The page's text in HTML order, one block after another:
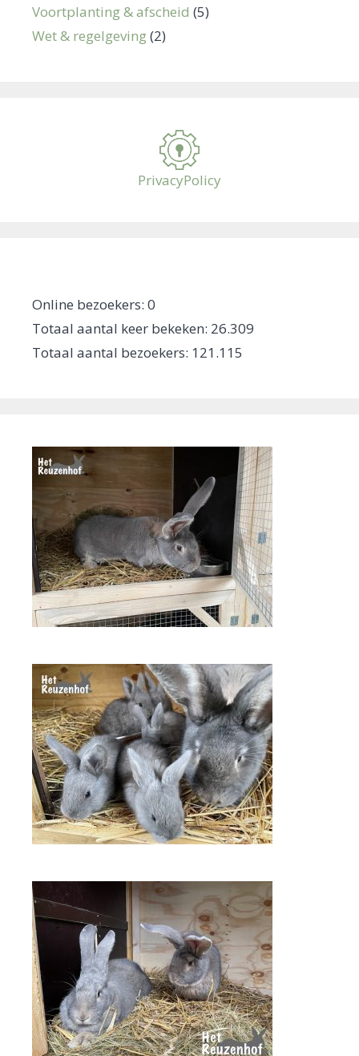
Voortplanting & afscheid (5)
Wet & regelgeving(2)
PrivacyPolicy
Online bezoekers: 0
Totaal aantal keer bekeken: 26.309
Totaal aantal bezoekers: 121.115